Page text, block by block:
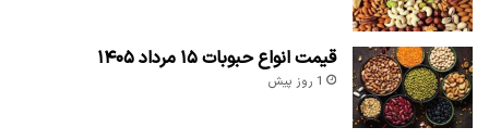
قیمت انواع حبوبات ۱۵ مرداد ۱۴۰۵
1 روز پیش